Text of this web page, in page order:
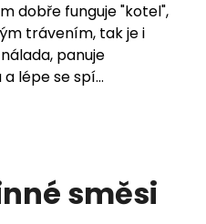
dobře funguje "kotel",
trávením, tak je i
panuje
lépe se spí...
směsi